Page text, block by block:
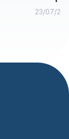
23/07/